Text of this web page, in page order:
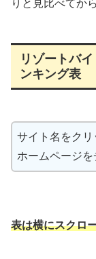
りと見比べてか
リゾートバ
ンキング表
サイト名をク
ホームページを
表は横にスクロ